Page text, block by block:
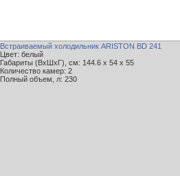
Встраиваемый холодильник ARISTON BD 241
Цвет: белый
Габариты (ВxШxГ), см: 144.6 x 54 x 55
Количество камер: 2
Полный объем, л: 230